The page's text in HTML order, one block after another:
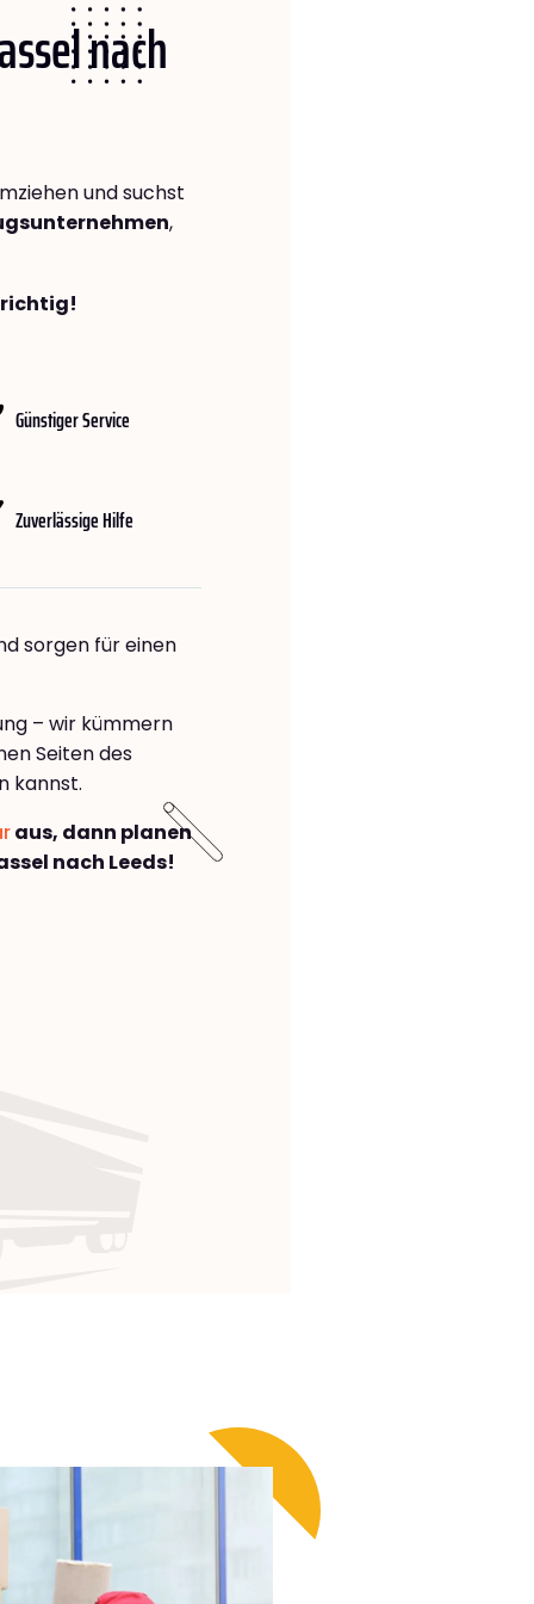
nach
und suchst
,
richtig!
Günstiger Service
Zuverlässige Hilfe
sorgen für einen
– wir kümmern
Seiten des
kannst.
aus, dann planen
nach Leeds!